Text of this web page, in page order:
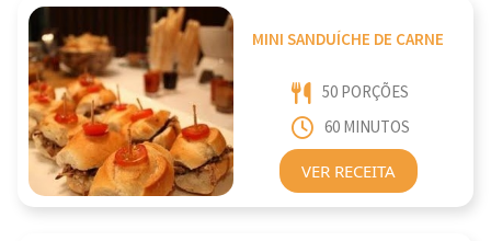
MINI SANDUÍCHE DE CARNE
50 PORÇÕES
60 MINUTOS
VER RECEITA